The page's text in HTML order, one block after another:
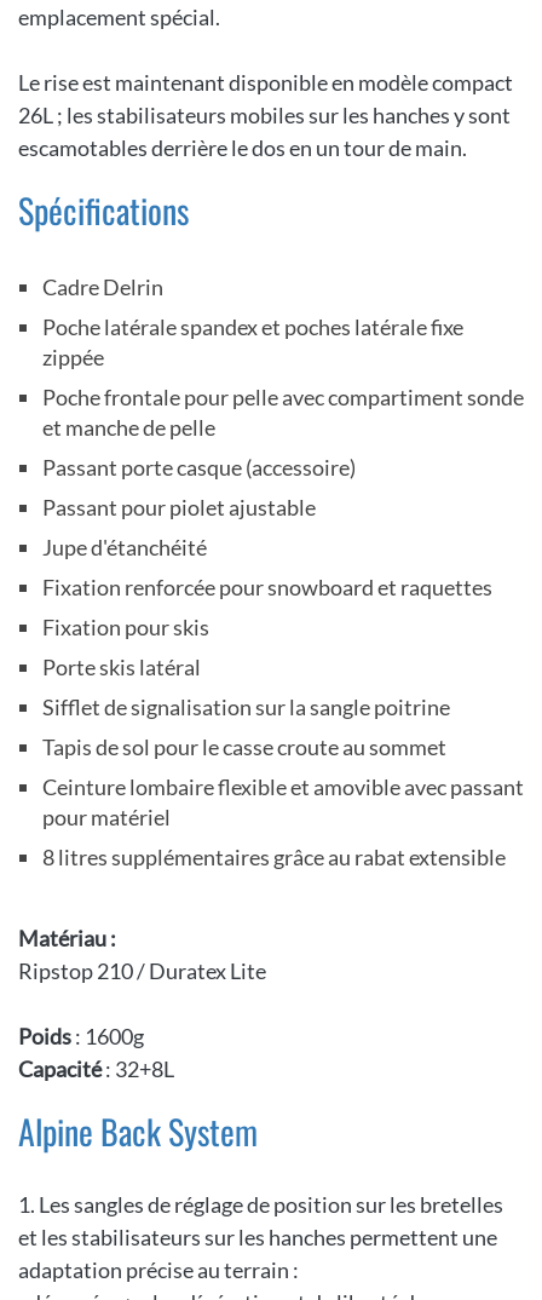
emplacement spécial.
Le rise est maintenant disponible en modèle compact
26L ; les stabilisateurs mobiles sur les hanches y sont
escamotables derrière le dos en un tour de main.
Spécifications
Cadre Delrin
Poche latérale spandex et poches latérale fixe
zippée
Poche frontale pour pelle avec compartiment sonde
et manche de pelle
Passant porte casque (accessoire)
Passant pour piolet ajustable
Jupe d'étanchéité
Fixation renforcée pour snowboard et raquettes
Fixation pour skis
Porte skis latéral
Sifflet de signalisation sur la sangle poitrine
Tapis de sol pour le casse croute au sommet
Ceinture lombaire flexible et amovible avec passant
pour matériel
8 litres supplémentaires grâce au rabat extensible
Matériau :
Ripstop 210 / Duratex Lite
Poids: 1600g
Capacité: 32+8L
Alpine Back System
1. Les sangles de réglage de position sur les bretelles
et les stabilisateurs sur les hanches permettent une
adaptation précise au terrain :